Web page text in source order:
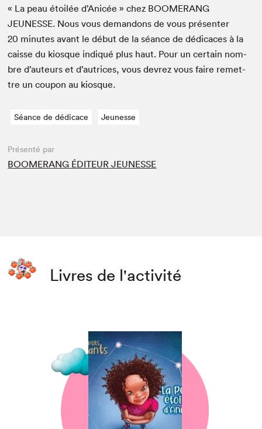
« La peau étoilée d’An­icée » chez BOOMERANG
JEUNESSE. Nous vous deman­dons de vous présen­ter
20 min­utes avant le début de la séance de dédi­caces à la
caisse du kiosque indiqué plus haut. Pour un cer­tain nom­
bre d’auteurs et d’autrices, vous devrez vous faire remet­
tre un coupon au kiosque.
Séance de dédicace Jeunesse
Présenté par
BOOMERANG ÉDITEUR JEUNESSE
Livres de l'activité